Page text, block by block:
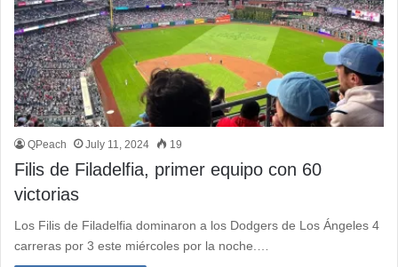
QPeach July 11, 2024 19
Filis de Filadelfia, primer equipo con 60
victorias
Los Filis de Filadelfia dominaron a los Dodgers de Los Ángeles 4
carreras por 3 este miércoles por la noche.…